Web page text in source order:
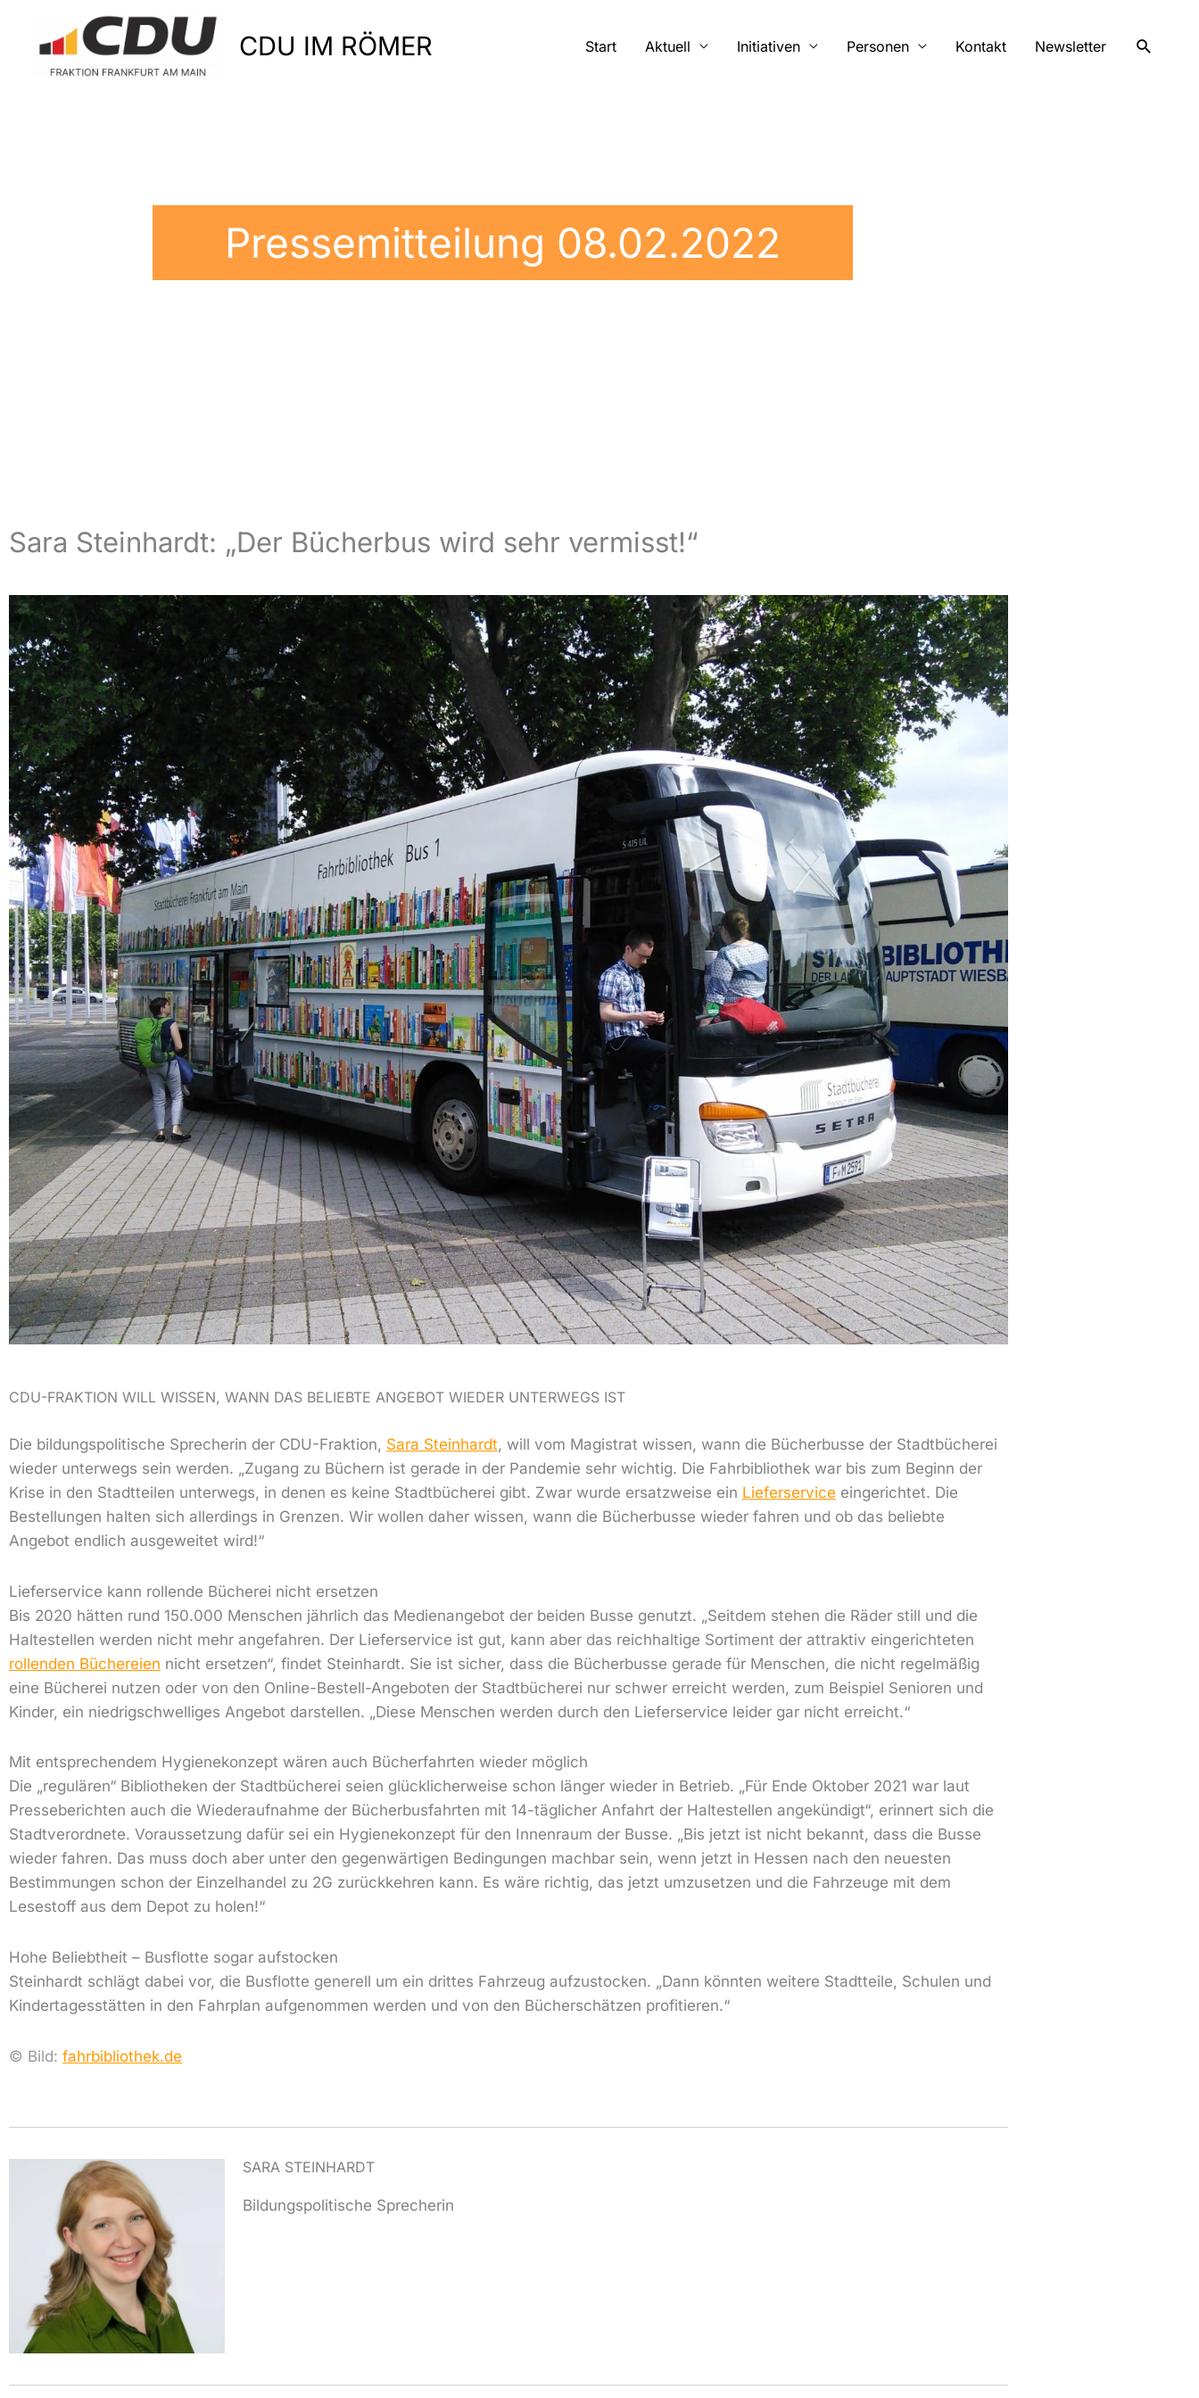
springen
CDU IM RÖMER Start Aktuell Initiativen Personen Kontakt Newsletter Suchen
Pressemitteilung 08.02.2022
Sara Steinhardt: „Der Bücherbus wird sehr vermisst!“
CDU-FRAKTION WILL WISSEN, WANN DAS BELIEBTE ANGEBOT WIEDER UNTERWEGS IST
Die bildungspolitische Sprecherin der CDU-Fraktion, Sara Steinhardt, will vom Magistrat wissen, wann die Bücherbusse der Stadtbücherei
wieder unterwegs sein werden. „Zugang zu Büchern ist gerade in der Pandemie sehr wichtig. Die Fahrbibliothek war bis zum Beginn der
Krise in den Stadtteilen unterwegs, in denen es keine Stadtbücherei gibt. Zwar wurde ersatzweise ein Lieferservice eingerichtet. Die
Bestellungen halten sich allerdings in Grenzen. Wir wollen daher wissen, wann die Bücherbusse wieder fahren und ob das beliebte
Angebot endlich ausgeweitet wird!“
Lieferservice kann rollende Bücherei nicht ersetzen
Bis 2020 hätten rund 150.000 Menschen jährlich das Medienangebot der beiden Busse genutzt. „Seitdem stehen die Räder still und die
Haltestellen werden nicht mehr angefahren. Der Lieferservice ist gut, kann aber das reichhaltige Sortiment der attraktiv eingerichteten
rollenden Büchereien nicht ersetzen“, findet Steinhardt. Sie ist sicher, dass die Bücherbusse gerade für Menschen, die nicht regelmäßig
eine Bücherei nutzen oder von den Online-Bestell-Angeboten der Stadtbücherei nur schwer erreicht werden, zum Beispiel Senioren und
Kinder, ein niedrigschwelliges Angebot darstellen. „Diese Menschen werden durch den Lieferservice leider gar nicht erreicht.“
Mit entsprechendem Hygienekonzept wären auch Bücherfahrten wieder möglich
Die „regulären“ Bibliotheken der Stadtbücherei seien glücklicherweise schon länger wieder in Betrieb. „Für Ende Oktober 2021 war laut
Presseberichten auch die Wiederaufnahme der Bücherbusfahrten mit 14-täglicher Anfahrt der Haltestellen angekündigt“, erinnert sich die
Stadtverordnete. Voraussetzung dafür sei ein Hygienekonzept für den Innenraum der Busse. „Bis jetzt ist nicht bekannt, dass die Busse
wieder fahren. Das muss doch aber unter den gegenwärtigen Bedingungen machbar sein, wenn jetzt in Hessen nach den neuesten
Bestimmungen schon der Einzelhandel zu 2G zurückkehren kann. Es wäre richtig, das jetzt umzusetzen und die Fahrzeuge mit dem
Lesestoff aus dem Depot zu holen!“
Hohe Beliebtheit – Busflotte sogar aufstocken
Steinhardt schlägt dabei vor, die Busflotte generell um ein drittes Fahrzeug aufzustocken. „Dann könnten weitere Stadtteile, Schulen und
Kindertagesstätten in den Fahrplan aufgenommen werden und von den Bücherschätzen profitieren.“
© Bild: fahrbibliothek.de
SARA STEINHARDT
Bildungspolitische Sprecherin